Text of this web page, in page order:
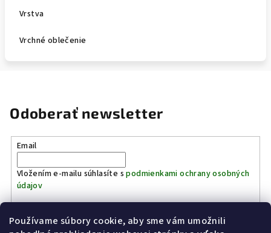
Používame súbory cookie, aby sme vám umožnili
Vrstva
Vrchné oblečenie
Odoberať newsletter
Email
Vložením e-mailu súhlasíte spodmienkami ochrany osobných
údajov
Prihlásiť sa